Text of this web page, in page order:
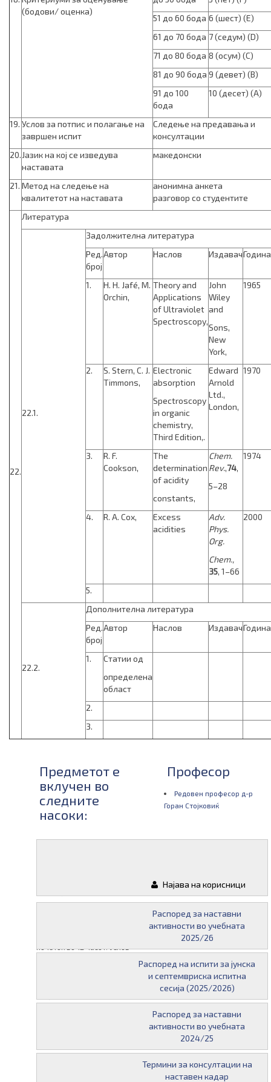
(бодови/ оценка)
51 до 60 бода 6 (шест) (E)
61 до 70 бода 7 (седум) (D)
71 до 80 бода 8 (осум) (C)
81 до 90 бода 9 (девет) (B)
91 до 100
бода
10 (десет) (A)
19. Услов за потпис и полагање на
завршен испит
Следење на предавања и
консултации
20. Јазик на кој се изведува
наставата
македонски
21. Метод на следење на
квалитетот на наставата
анонимна анкета
разговор со студентите
22.
Литература
22.1.
Задолжителна литература
Ред.
број
Автор Наслов ИздавачГодина
1.
H. H. Jafé, M.
Orchin,
Theory and
Applications
of Ultraviolet
Spectroscopy,
John
Wiley
and
Sons,
New
York,
1965
2.
S. Stern, C. J.
Timmons,
Electronic
absorption
Spectroscopy
in organic
chemistry,
Third Edition,.
Edward
Arnold
Ltd.,
London,
1970
3.
R. F.
Cookson,
The
determination
of acidity
constants,
Chem.
Rev.,74,
5–28
1974
4. R. A. Cox,
Excess
acidities
Adv.
Phys.
Org.
Chem.,
35, 1–66
2000
5.
22.2.
Дополнителна литература
Ред.
број
Автор Наслов ИздавачГодина
1.
Статии од
определена
област
2.
3.
Предметот е
вклучен во
следните
насоки:
Професор
Редовен професор д-р
Горан Стојковиќ
почеток во 12 часот. Услов
се одржи во кабинет 132 со
Најава на корисници
Распоред за наставни
активности во учебната
2025/26
Распоред на испити за јунска
и септемвриска испитна
сесија (2025/2026)
Распоред за наставни
активности во учебната
2024/25
Термини за консултации на
наставен кадар